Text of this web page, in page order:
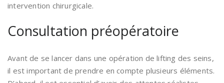
intervention chirurgicale.
Consultation préopératoire
Avant de se lancer dans une opération de lifting des seins,
il est important de prendre en compte plusieurs éléments.